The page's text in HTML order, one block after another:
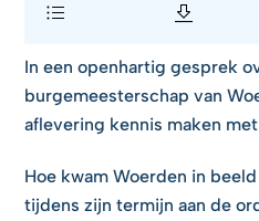
In een openhartig gesprek
burgemeesterschap van
aflevering kennis maken
Hoe kwam Woerden in
tijdens zijn termijn aan de